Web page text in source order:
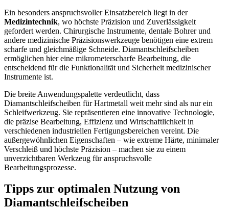
Ein besonders anspruchsvoller Einsatzbereich liegt in der
Medizintechnik, wo höchste Präzision und Zuverlässigkeit
gefordert werden. Chirurgische Instrumente, dentale Bohrer und
andere medizinische Präzisionswerkzeuge benötigen eine extrem
scharfe und gleichmäßige Schneide. Diamantschleifscheiben
ermöglichen hier eine mikrometerscharfe Bearbeitung, die
entscheidend für die Funktionalität und Sicherheit medizinischer
Instrumente ist.
Die breite Anwendungspalette verdeutlicht, dass
Diamantschleifscheiben für Hartmetall weit mehr sind als nur ein
Schleifwerkzeug. Sie repräsentieren eine innovative Technologie,
die präzise Bearbeitung, Effizienz und Wirtschaftlichkeit in
verschiedenen industriellen Fertigungsbereichen vereint. Die
außergewöhnlichen Eigenschaften – wie extreme Härte, minimaler
Verschleiß und höchste Präzision – machen sie zu einem
unverzichtbaren Werkzeug für anspruchsvolle
Bearbeitungsprozesse.
Tipps zur optimalen Nutzung von
Diamantschleifscheiben